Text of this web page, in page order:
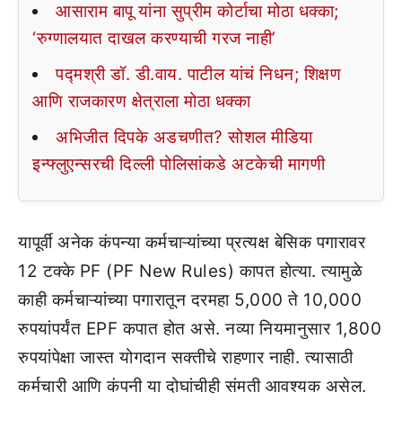
आसाराम बापू यांना सुप्रीम कोर्टाचा मोठा धक्का;
‘रुग्णालयात दाखल करण्याची गरज नाही’
पद्मश्री डॉ. डी.वाय. पाटील यांचं निधन; शिक्षण
आणि राजकारण क्षेत्राला मोठा धक्का
अभिजीत दिपके अडचणीत? सोशल मीडिया
इन्फ्लुएन्सरची दिल्ली पोलिसांकडे अटकेची मागणी
यापूर्वी अनेक कंपन्या कर्मचाऱ्यांच्या प्रत्यक्ष बेसिक पगारावर
12 टक्के PF (PF New Rules) कापत होत्या. त्यामुळे
काही कर्मचाऱ्यांच्या पगारातून दरमहा 5,000 ते 10,000
रुपयांपर्यंत EPF कपात होत असे. नव्या नियमानुसार 1,800
रुपयांपेक्षा जास्त योगदान सक्तीचे राहणार नाही. त्यासाठी
कर्मचारी आणि कंपनी या दोघांचीही संमती आवश्यक असेल.